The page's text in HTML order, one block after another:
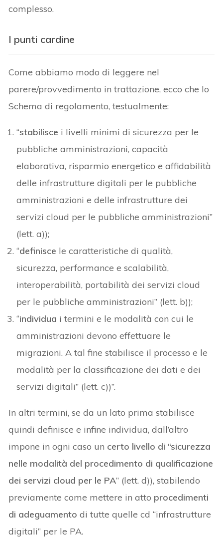
complesso.
I punti cardine
Come abbiamo modo di leggere nel
parere/provvedimento in trattazione, ecco che lo
Schema di regolamento, testualmente:
“stabilisce i livelli minimi di sicurezza per le
pubbliche amministrazioni, capacità
elaborativa, risparmio energetico e affidabilità
delle infrastrutture digitali per le pubbliche
amministrazioni e delle infrastrutture dei
servizi cloud per le pubbliche amministrazioni”
(lett. a));
“definisce le caratteristiche di qualità,
sicurezza, performance e scalabilità,
interoperabilità, portabilità dei servizi cloud
per le pubbliche amministrazioni” (lett. b));
“individua i termini e le modalità con cui le
amministrazioni devono effettuare le
migrazioni. A tal fine stabilisce il processo e le
modalità per la classificazione dei dati e dei
servizi digitali” (lett. c))”.
In altri termini, se da un lato prima stabilisce
quindi definisce e infine individua, dall’altro
impone in ogni caso un certo livello di “sicurezza
nelle modalità del procedimento di qualificazione
dei servizi cloud per le PA” (lett. d)), stabilendo
previamente come mettere in atto procedimenti
di adeguamento di tutte quelle cd “infrastrutture
digitali” per le PA.